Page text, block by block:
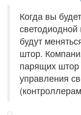
Когда вы
светодиодной
будут
штор.
парящих штор
управления